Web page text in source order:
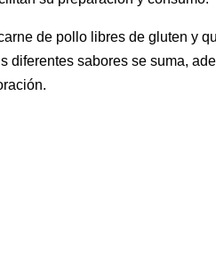
de pollo libres de gluten y
diferentes sabores se suma,